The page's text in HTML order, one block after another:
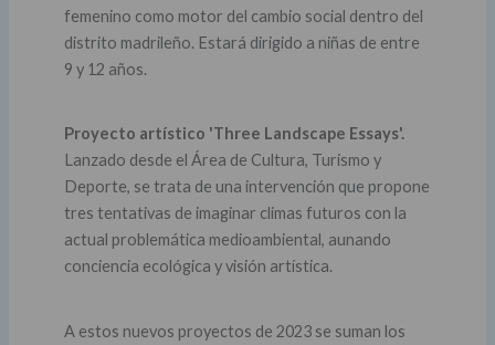
femenino como motor del cambio social dentro del
distrito madrileño. Estará dirigido a niñas de entre
9 y 12 años.
Proyecto artístico 'Three Landscape Essays'.
Lanzado desde el Área de Cultura, Turismo y
Deporte, se trata de una intervención que propone
tres tentativas de imaginar climas futuros con la
actual problemática medioambiental, aunando
conciencia ecológica y visión artística.
A estos nuevos proyectos de 2023 se suman los